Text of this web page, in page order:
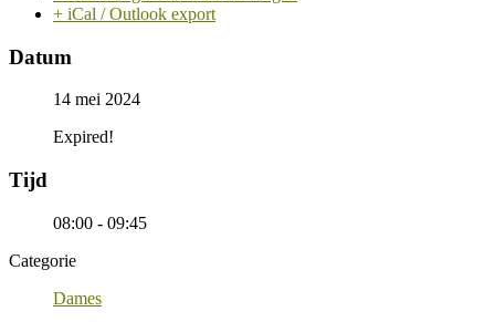
+ iCal / Outlook export
Datum
14 mei 2024
Expired!
Tijd
08:00 - 09:45
Categorie
Dames